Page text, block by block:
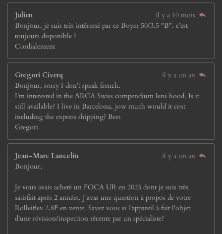
Julien
il y a 10 mois
Bonjour, je suis très intéressé par ce Boyer 50/3.5 "B". c’est
toujours disponible ?
Cordialement
Gregori Civerq
il y a un an
Bonjour, sorry I don’t speak french.
I’m interested in the ARCA Swiss compendium lens hood. Is it
still available? I live in Barcelona, jow much would it cost
including the express shipping? Best
Gregori
Jean-Marc Lancelin
il y a un an
Bonjour,
Je vous avais acheté un FOCA UR en 2023 dont je suis très
satisfait après 2 années. J'avas une question à propos de votre
Rolleiflex 2,8F en vente. Savez vous si l'appareil à fait l'objet
d'une révision/inspection récente par un spécialiste?